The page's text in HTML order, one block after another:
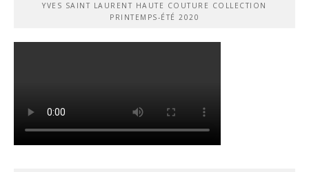
YVES SAINT LAURENT HAUTE COUTURE COLLECTION
PRINTEMPS-ÉTÉ 2020